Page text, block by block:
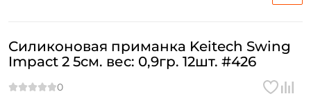
Силиконовая приманка Keitech Swing
Impact 2 5см. вес: 0,9гр. 12шт. #426